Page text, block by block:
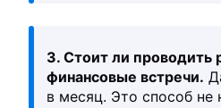
3. Стоит ли проводить
финансовые встречи.
в месяц. Это способ не